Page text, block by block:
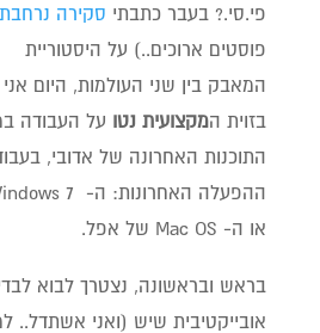
פי.סי.? בעבר כתבתי סקירה נרחבת
פוסטים ארוכים..) על היסטוריית
המאבק בין שני העולמות, היום
בזוית המקצועית נטו על העבודה
התוכנות האחרונה של אדובי,
או ה- Mac OS של אפל.
בראש ובראשונה, נצטרך לבוא
אובייקטיבית שיש (ואני אשתדל..